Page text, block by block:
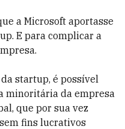
a Microsoft aportasse
E para complicar a
startup, é possível
minoritária da empresa
que por sua vez
fins lucrativos